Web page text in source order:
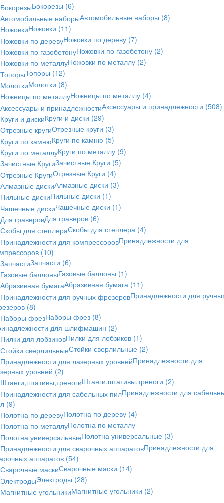
Бокорезы (6)
Автомобильные наборы (8)
Ножовки (11)
Ножовки по дереву (7)
Ножовки по газобетону (2)
Ножовки по металлу (2)
Топоры (12)
Молотки (8)
Ножницы по металлу (4)
Аксессуары и принадлежности (508)
Круги и диски (29)
Отрезные круги (3)
Круги по камню (5)
Круги по металлу (9)
Зачистные Круги (5)
Отрезные Круги (4)
Алмазные диски (3)
Пильные диски (1)
Чашечные диски (1)
Для граверов (6)
Скобы для степлера (4)
Принадлежности для
(10)
Запчасти (6)
Газовые баллоны (1)
Абразивная бумага (11)
Принадлежности для
(8)
Наборы фрез (8)
для шлифмашин (2)
Пилки для лобзиков (1)
Стойки сверлильные (2)
Принадлежности для
уровней (2)
Штанги,штативы,треноги (2)
Принадлежности для
(9)
Полотна по дереву (4)
Полотна по металлу
Полотна универсальные (3)
Принадлежности для
аппаратов (54)
Сварочные маски (14)
Электроды (28)
Магнитные угольники (2)